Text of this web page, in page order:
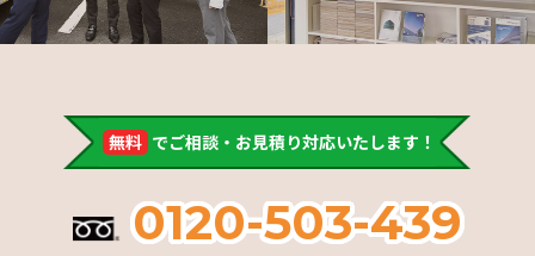
無料 でご相談・お見積り対応いたします！
0120-503-439